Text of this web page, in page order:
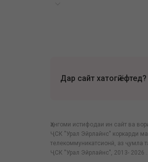
Дар сайт хатогӣ
Ҳангоми истифодаи ин сайт ва
ҶСК "Урал Эйрлайнс" коркарди
телекоммуникатсионӣ, аз ҷумла
ҶСК "Урал Эйрлайнс", 2013- 2026